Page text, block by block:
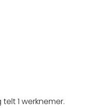
1 werknemer.